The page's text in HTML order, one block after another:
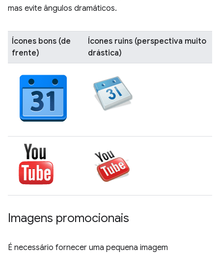
mas evite ângulos dramáticos.
Ícones bons (de
frente)
Ícones ruins (perspectiva muito
drástica)
Imagens promocionais
É necessário fornecer uma pequena imagem